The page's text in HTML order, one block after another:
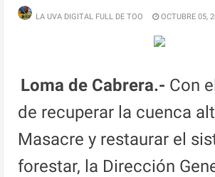
LA UVA DIGITAL FULL DE TOO OCTUBRE 05,
Loma de Cabrera.- Con
de recuperar la cuenca
Masacre y restaurar el
forestar, la Dirección